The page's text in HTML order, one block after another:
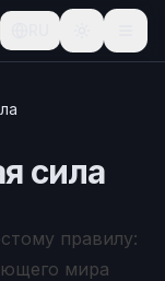
сила
правилу:
мира